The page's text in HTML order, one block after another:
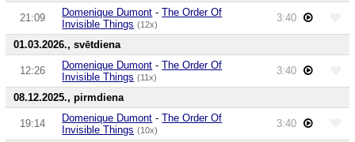
21:09 Domenique Dumont -The Order Of
Invisible Things (12x)
3:40
01.03.2026., svētdiena
12:26 Domenique Dumont -The Order Of
Invisible Things (11x)
3:40
08.12.2025., pirmdiena
19:14 Domenique Dumont -The Order Of
Invisible Things (10x)
3:40